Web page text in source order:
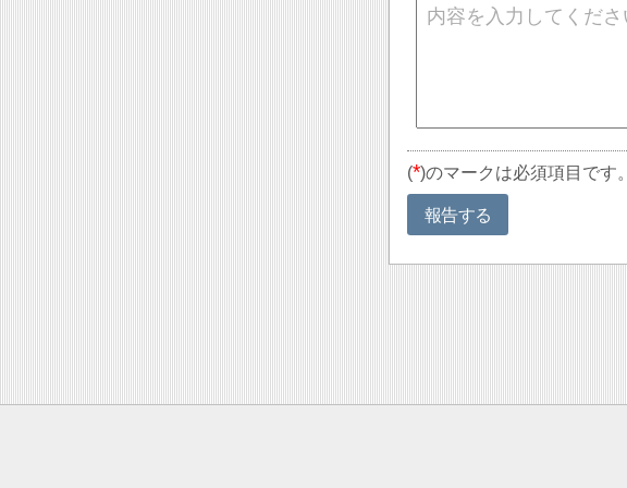
(*)のマークは必須項目です。
報告する